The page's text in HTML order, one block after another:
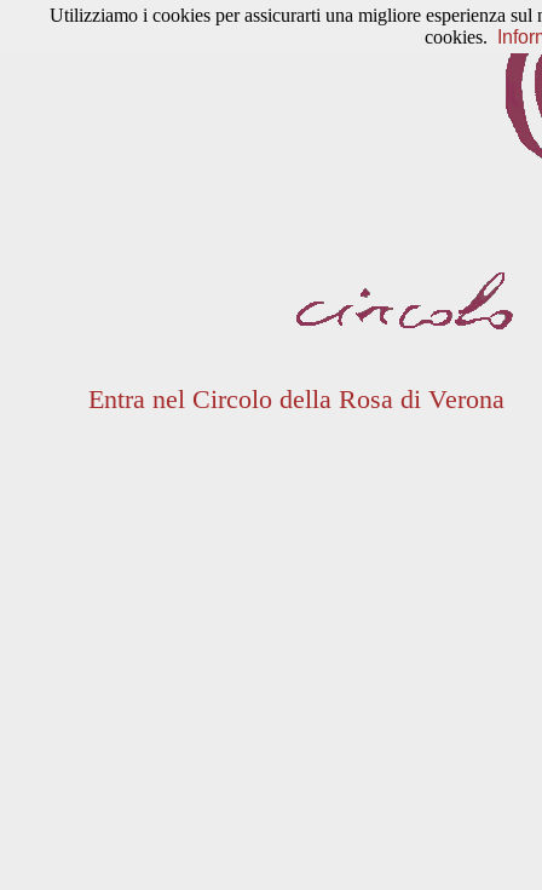
Entra nel Circolo della Rosa di Verona
Utilizziamo i cookies per assicurarti una migliore esperienza
cookies.